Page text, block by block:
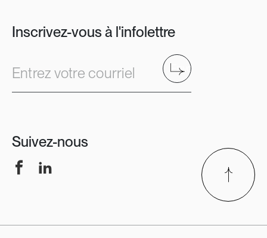
Inscrivez-vous à l'infolettre
Entrez votre courriel Envoyer
Suivez-nous
FacebookLinkedIn